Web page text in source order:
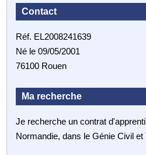
Contact
Réf. EL2008241639
Né le 09/05/2001
76100 Rouen
Ma recherche
Je recherche un contrat
Normandie, dans le Génie Civil